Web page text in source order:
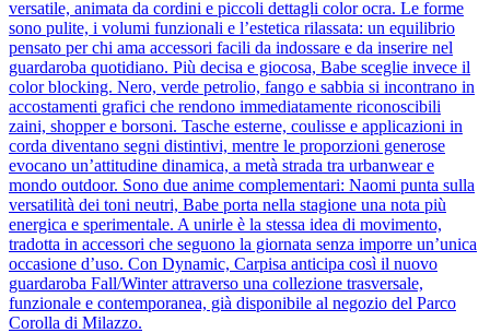
versatile, animata da cordini e piccoli dettagli color ocra. Le forme
sono pulite, i volumi funzionali e l’estetica rilassata: un equilibrio
pensato per chi ama accessori facili da indossare e da inserire nel
guardaroba quotidiano. Più decisa e giocosa, Babe sceglie invece il
color blocking. Nero, verde petrolio, fango e sabbia si incontrano in
accostamenti grafici che rendono immediatamente riconoscibili
zaini, shopper e borsoni. Tasche esterne, coulisse e applicazioni in
corda diventano segni distintivi, mentre le proporzioni generose
evocano un’attitudine dinamica, a metà strada tra urbanwear e
mondo outdoor. Sono due anime complementari: Naomi punta sulla
versatilità dei toni neutri, Babe porta nella stagione una nota più
energica e sperimentale. A unirle è la stessa idea di movimento,
tradotta in accessori che seguono la giornata senza imporre un’unica
occasione d’uso. Con Dynamic, Carpisa anticipa così il nuovo
guardaroba Fall/Winter attraverso una collezione trasversale,
funzionale e contemporanea, già disponibile al negozio del Parco
Corolla di Milazzo.